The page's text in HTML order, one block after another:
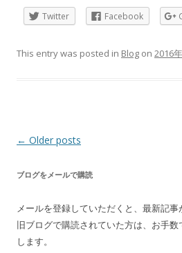
Twitter
Facebook
This entry was posted in Blog on 2016
Post
← Older posts
ブログをメールで購読
メールを登録していただくと、最新記事
旧ブログで購読されていた方は、お手
します。